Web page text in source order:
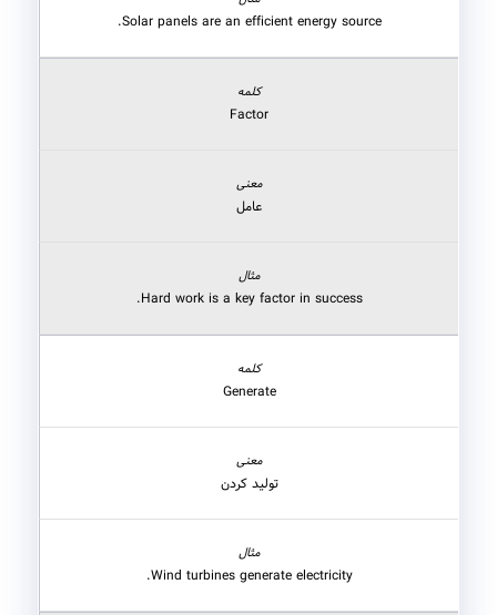
Solar panels are an efficient energy source.
Factor
عامل
Hard work is a key factor in success.
Generate
تولید کردن
Wind turbines generate electricity.